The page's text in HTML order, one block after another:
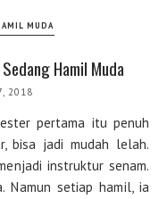
MUDA
Hamil Muda
2018
pertama itu penuh
bisa jadi mudah lelah.
instruktur senam.
Namun setiap hamil, ia